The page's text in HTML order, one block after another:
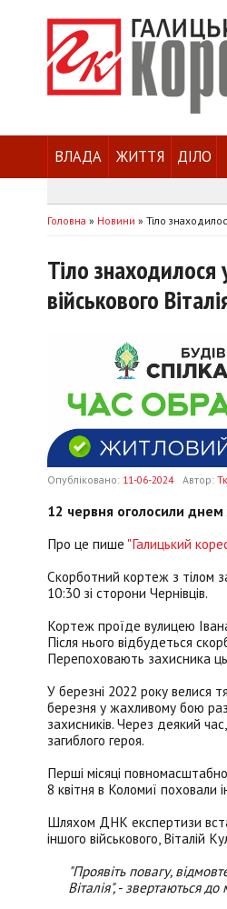
ВЛАДА ЖИТТЯ ДІЛО
Головна » Новини » Тіло
Тіло
військового
Опубліковано: 11-06-2024 Автор:
12 червня оголосили
Про це пише "Галицький
Скорботний кортеж з тілом
10:30 зі сторони Чернівців.
Кортеж проїде вулицею
Після нього відбудеться
Перепоховають захисника
У березні 2022 року велися
березня у жахливому бою
захисників. Через деякий
загиблого героя.
Перші місяці
8 квітня в Коломиї поховали
Шляхом ДНК експертизи
іншого військового, Віталій
"Проявіть повагу,
Віталія", - звертаються